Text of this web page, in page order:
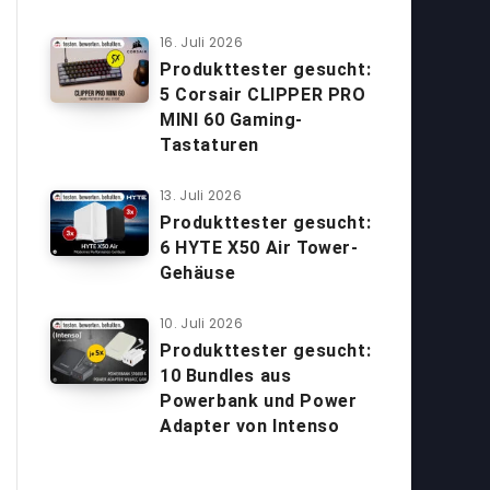
16. Juli 2026
Produkttester gesucht:
5 Corsair CLIPPER PRO
MINI 60 Gaming-
Tastaturen
13. Juli 2026
Produkttester gesucht:
6 HYTE X50 Air Tower-
Gehäuse
10. Juli 2026
Produkttester gesucht:
10 Bundles aus
Powerbank und Power
Adapter von Intenso